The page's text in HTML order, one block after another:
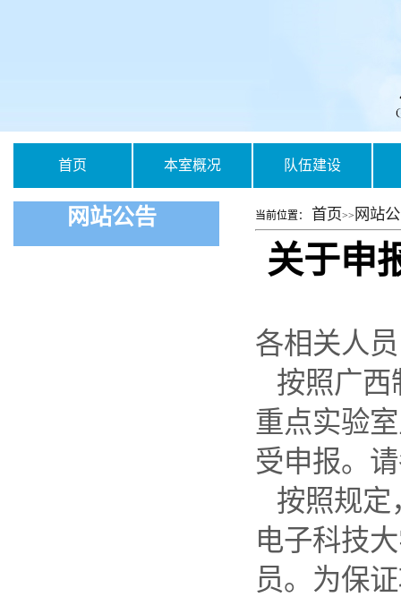
首页 本室概况 队伍建设
常用下载
网站公告 当前位置： 首页>> 网站
关于申
各相关人
按照广西
重点实验
受申报。
按照规定
电子科技
员。为保